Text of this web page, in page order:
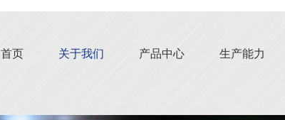
首页 关于我们 产品中心 生产能力